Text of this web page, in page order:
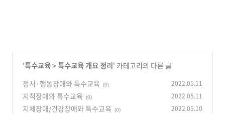
'특수교육>특수교육 개요 정리' 카테고리의 다른 글
정서·행동장애와 특수교육
(0) 2022.05.11
지적장애와 특수교육 (0) 2022.05.11
지체장애/건강장애와 특수교육 (0) 2022.05.10